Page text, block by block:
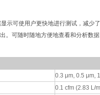
示可使用户更快地进行测试，减
。可随时随地方便地查看和分析数据
0.3 μm, 0.5 μm,
0.1 cfm (2.83 L/